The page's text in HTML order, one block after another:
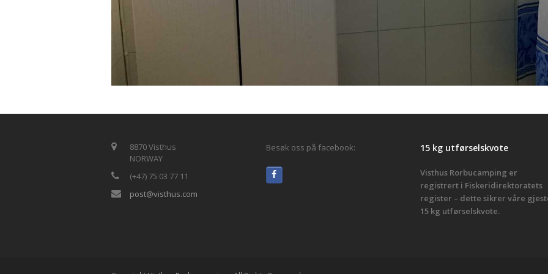
8870 Visthus
NORWAY
(+47) 75 03 77 11
post@visthus.com
Besøk oss på facebook: 15 kg utførselskvote
Visthus Rorbucamping er
registrert i Fiskeridirektoratets
register – dette sikrer våre
15 kg utførselskvote.